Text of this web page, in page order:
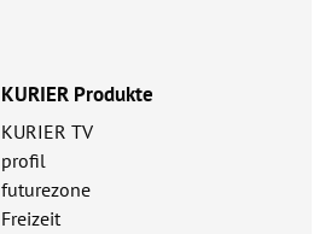
KURIER Produkte
KURIER TV
profil
futurezone
Freizeit